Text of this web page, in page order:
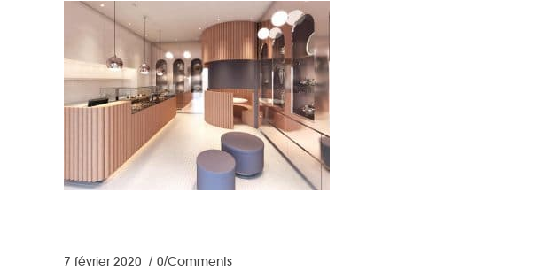
7 février 2020 0 Comments